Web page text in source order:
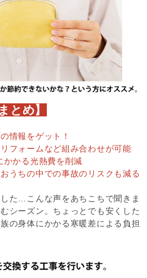
とめ】
情報をゲット！
フォームなど組み合わせが可能
かかる光熱費を削減
うちの中での事故のリスクも減る
た…こんな声をあちこちで聞きま
シーズン。ちょっとでも安くした
の身体にかかる寒暖差による負担